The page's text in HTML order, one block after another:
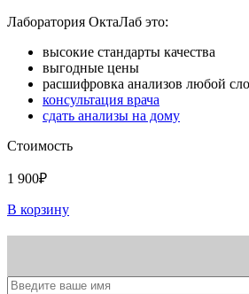
Лаборатория ОктаЛаб это:
высокие стандарты качества
выгодные цены
расшифровка анализов любой
консультация врача
сдать анализы на дому
Стоимость
1 900₽
В корзину